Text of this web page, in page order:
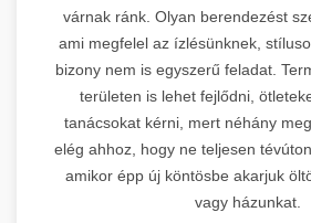
várnak ránk. Olyan berendezést
ami megfelel az ízlésünknek,
bizony nem is egyszerű feladat.
területen is lehet fejlődni,
tanácsokat kérni, mert néhány
elég ahhoz, hogy ne teljesen
amikor épp új köntösbe akarjuk
vagy házunkat.